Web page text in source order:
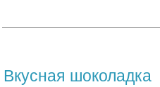
Вкусная шоколадка